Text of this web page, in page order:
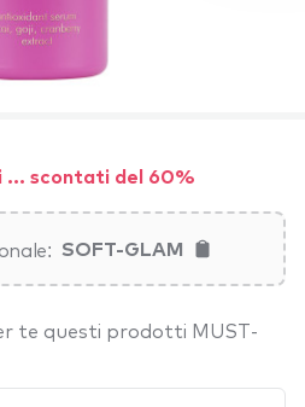
... scontati del 60%
SOFT-GLAM
te questi prodotti MUST-